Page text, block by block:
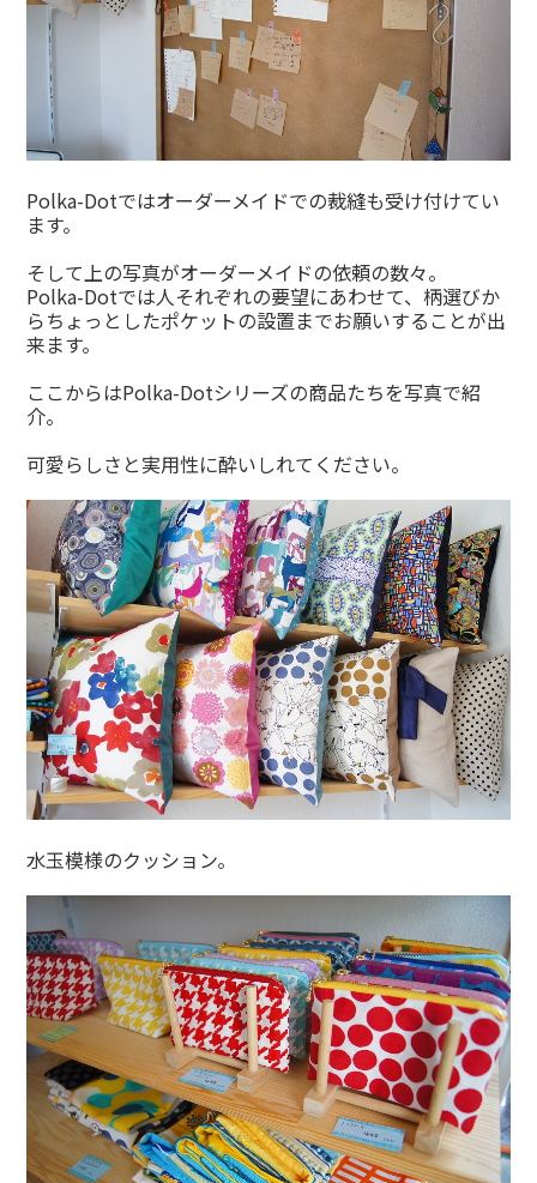
Polka-Dotではオーダーメイドでの裁縫も受け付けてい
ます。
そして上の写真がオーダーメイドの依頼の数々。
Polka-Dotでは人それぞれの要望にあわせて、柄選びか
らちょっとしたポケットの設置までお願いすることが出
来ます。
ここからはPolka-Dotシリーズの商品たちを写真で紹
介。
可愛らしさと実用性に酔いしれてください。
水玉模様のクッション。